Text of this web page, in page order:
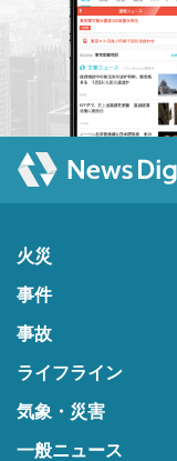
火災
事件
事故
ライフライン
気象・災害
一般ニュース